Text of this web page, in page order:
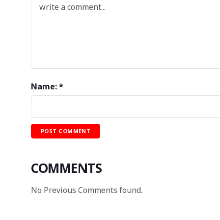
Name: *
COMMENTS
No Previous Comments found.